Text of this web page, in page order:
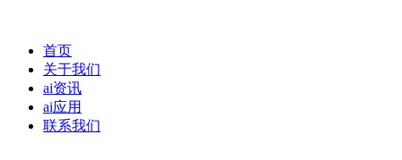
首页
关于我们
ai资讯
ai应用
联系我们